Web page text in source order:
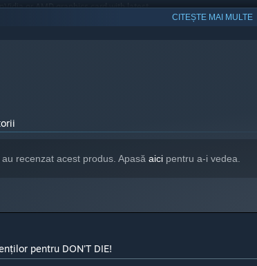
or AMD graphics card with latest
CITEȘTE MAI MULTE
recenzat acest produs. Apasă aici pentru a-i vedea.
pentru DON'T DIE!